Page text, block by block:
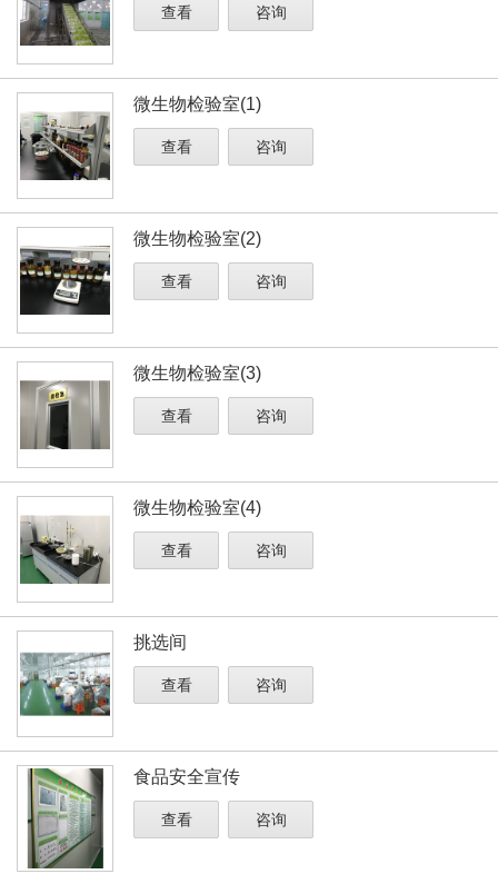
查看 咨询
微生物检验室(1)
查看 咨询
微生物检验室(2)
查看 咨询
微生物检验室(3)
查看 咨询
微生物检验室(4)
查看 咨询
挑选间
查看 咨询
食品安全宣传
查看 咨询